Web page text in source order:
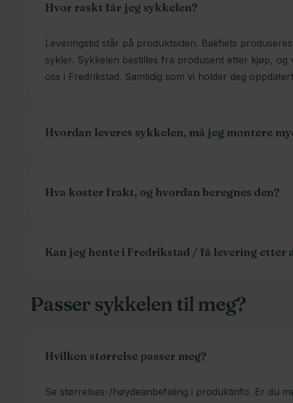
Hvor raskt får jeg sykkelen?
Leveringstid står på produktsiden. Bakfiets
sykler. Sykkelen bestilles fra produsent etter kjøp,
oss i Fredrikstad. Samtidig som vi holder deg
Hvordan leveres sykkelen, må jeg montere
derimot ha lyst til å gjøre det selv, kan vi levere den
Hva koster frakt, og hvordan beregnes den?
går som Norgespakke. Monterte lastesykler må
Men du finner nøyaktig pris i kassen.
Kan jeg hente i Fredrikstad / få levering etter
sykle hjem fra oss. Vi kan selvfølgelig også lever om
Passer sykkelen til meg?
Hvilken størrelse passer meg?
Se størrelses-/høydeanbefaling i produktinfo. Er du